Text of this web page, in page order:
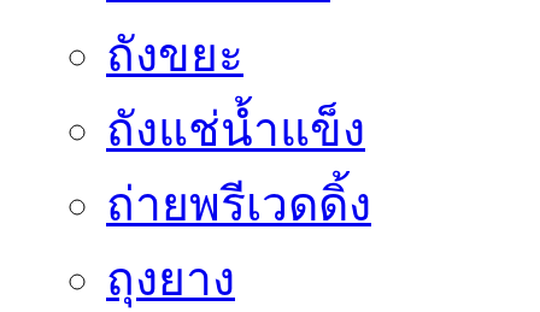
ถังขยะ
ถังแช่น้ำแข็ง
ถ่ายพรีเวดดิ้ง
ถุงยาง